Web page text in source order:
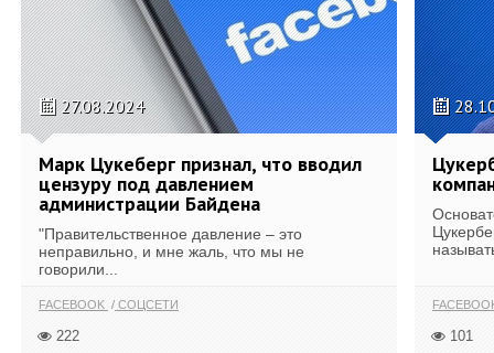
27.08.2024
Марк Цукеберг признал, что вводил
цензуру под давлением
администрации Байдена
"Правительственное давление – это
неправильно, и мне жаль, что мы не
говорили...
FACEBOOK СОЦСЕТИ
222 101